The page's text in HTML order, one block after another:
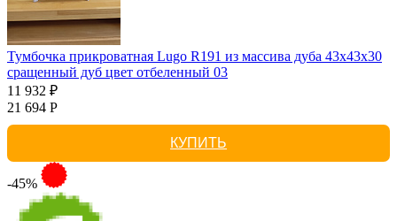
Тумбочка прикроватная Lugo R191 из массива дуба 43х43х30
сращенный дуб цвет отбеленный 03
11 932 ₽
21 694 Р
КУПИТЬ
-45%